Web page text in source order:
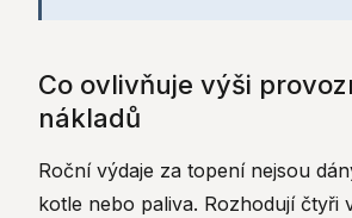
Co ovlivňuje výši
nákladů
Roční výdaje za topení nejsou
kotle nebo paliva. Rozhodují čtyři